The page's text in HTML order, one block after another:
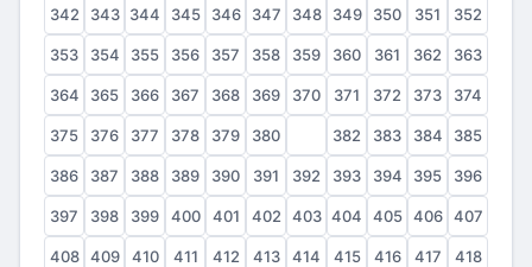
342 343 344 345 346 347 348 349 350 351 352
353 354 355 356 357 358 359 360 361 362 363
364 365 366 367 368 369 370 371 372 373 374
375 376 377 378 379 380 382 383 384 385
386 387 388 389 390 391 392 393 394 395 396
397 398 399 400 401 402 403 404 405 406 407
408 409 410 411 412 413 414 415 416 417 418